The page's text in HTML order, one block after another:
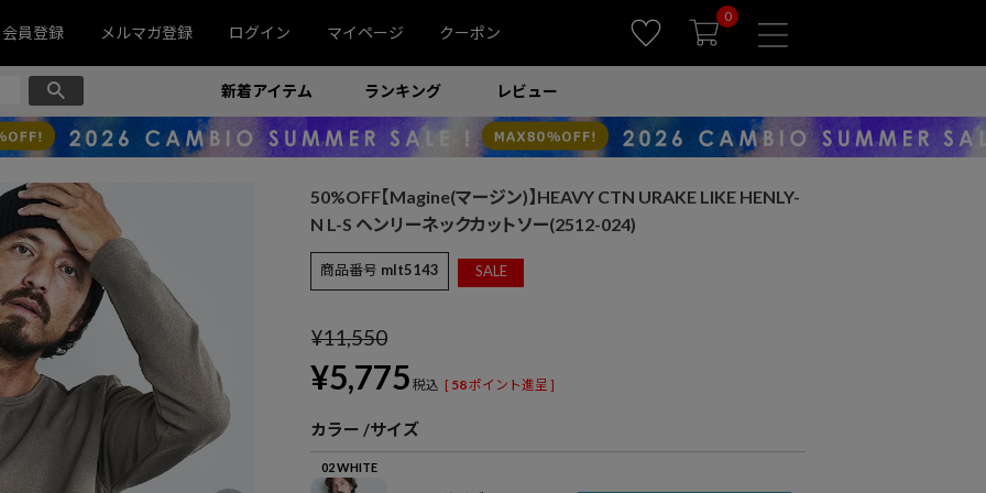
会員登録 メルマガ登録 ログイン マイページ クーポン
0
新着アイテム ランキング レビュー
50%OFF【Magine(マージン)】HEAVY CTN URAKE LIKE HENLY-
N L-S ヘンリーネックカットソー(2512-024)
商品番号 mlt5143 SALE
¥11,550
¥5,775 税込 [ 58ポイント進呈 ]
カラー サイズ
02 WHITE